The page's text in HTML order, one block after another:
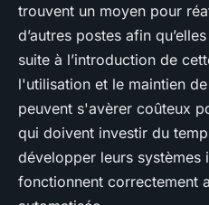
trouvent un moyen pour
d’autres postes afin
suite à l’introduction de
l'utilisation et le maintien
peuvent s'avèrer coûteux
qui doivent investir du
développer leurs systèmes
fonctionnent correctement